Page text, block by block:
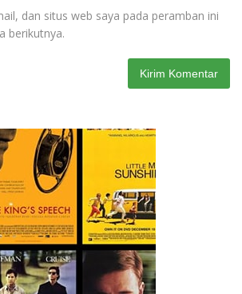
dan situs web saya pada peramban ini
berikutnya.